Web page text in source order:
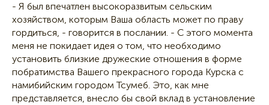
- Я был впечатлен высокоразвитым сельским
хозяйством, которым Ваша область может по праву
гордиться, - говорится в послании. - С этого момента
меня не покидает идея о том, что необходимо
установить близкие дружеские отношения в форме
побратимства Вашего прекрасного города Курска с
намибийским городом Тсумеб. Это, как мне
представляется, внесло бы свой вклад в установление